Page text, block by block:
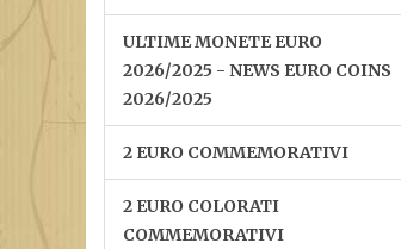
ULTIME MONETE EURO
2026/2025 - NEWS EURO COINS
2026/2025
2 EURO COMMEMORATIVI
2 EURO COLORATI
COMMEMORATIVI